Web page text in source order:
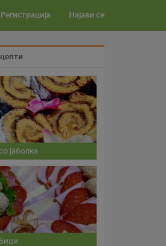
Регистрација Најави се
јаболка